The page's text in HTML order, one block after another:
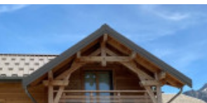
1650 centre station
Orres 1800 Bois Méan
Orres et ses hameaux
LE PLAN DES ORRES